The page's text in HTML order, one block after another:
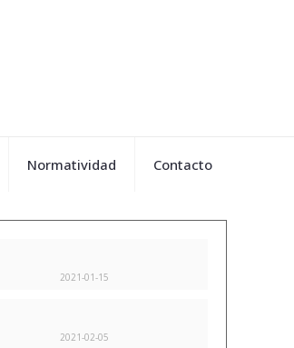
Normatividad Contacto
2021-01-15
2021-02-05